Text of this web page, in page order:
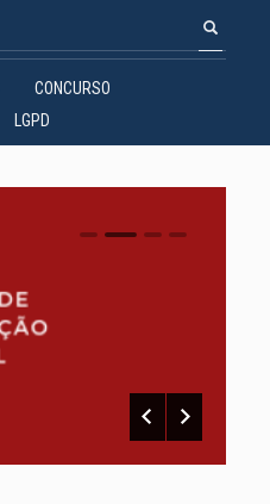
CONCURSO
LGPD
0 1 2